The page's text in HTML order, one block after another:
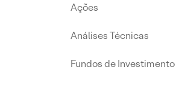
Ações
Análises Técnicas
Fundos de Investimento